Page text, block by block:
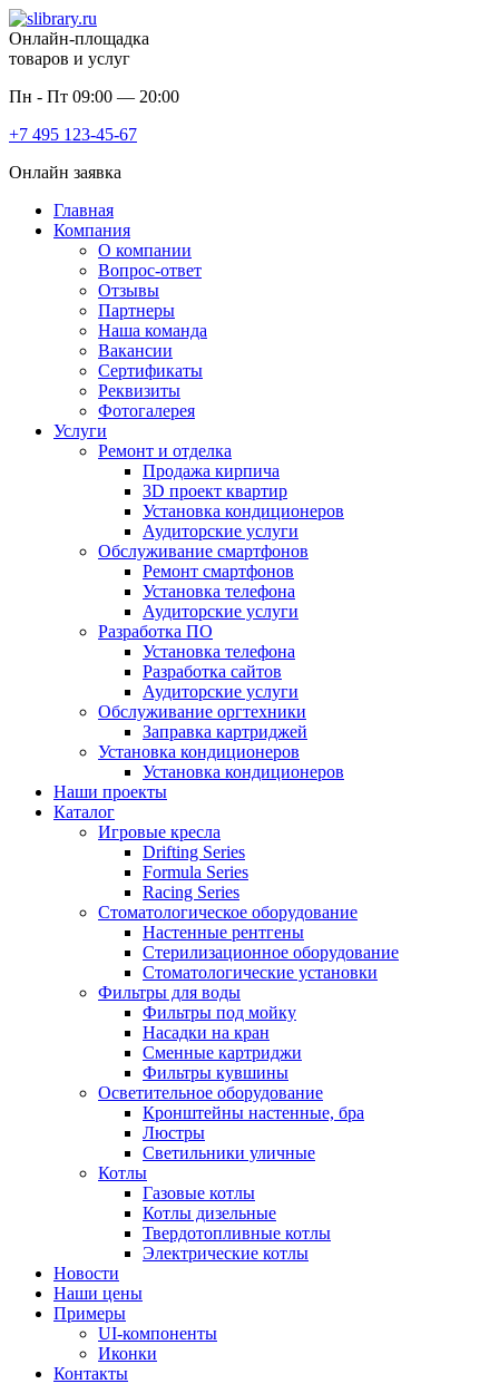
Онлайн-площадка
товаров и услуг
Пн - Пт 09:00 — 20:00
+7 495 123-45-67
Онлайн заявка
Главная
Компания
О компании
Вопрос-ответ
Отзывы
Партнеры
Наша команда
Вакансии
Сертификаты
Реквизиты
Фотогалерея
Услуги
Ремонт и отделка
Продажа кирпича
3D проект квартир
Установка кондиционеров
Аудиторские услуги
Обслуживание смартфонов
Ремонт смартфонов
Установка телефона
Аудиторские услуги
Разработка ПО
Установка телефона
Разработка сайтов
Аудиторские услуги
Обслуживание оргтехники
Заправка картриджей
Установка кондиционеров
Установка кондиционеров
Наши проекты
Каталог
Игровые кресла
Drifting Series
Formula Series
Racing Series
Стоматологическое оборудование
Настенные рентгены
Стерилизационное оборудование
Стоматологические установки
Фильтры для воды
Фильтры под мойку
Насадки на кран
Сменные картриджи
Фильтры кувшины
Осветительное оборудование
Кронштейны настенные, бра
Люстры
Светильники уличные
Котлы
Газовые котлы
Котлы дизельные
Твердотопливные котлы
Электрические котлы
Новости
Наши цены
Примеры
UI-компоненты
Иконки
Контакты